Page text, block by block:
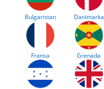
Bulgaristan Danimarka
Fransa Grenada